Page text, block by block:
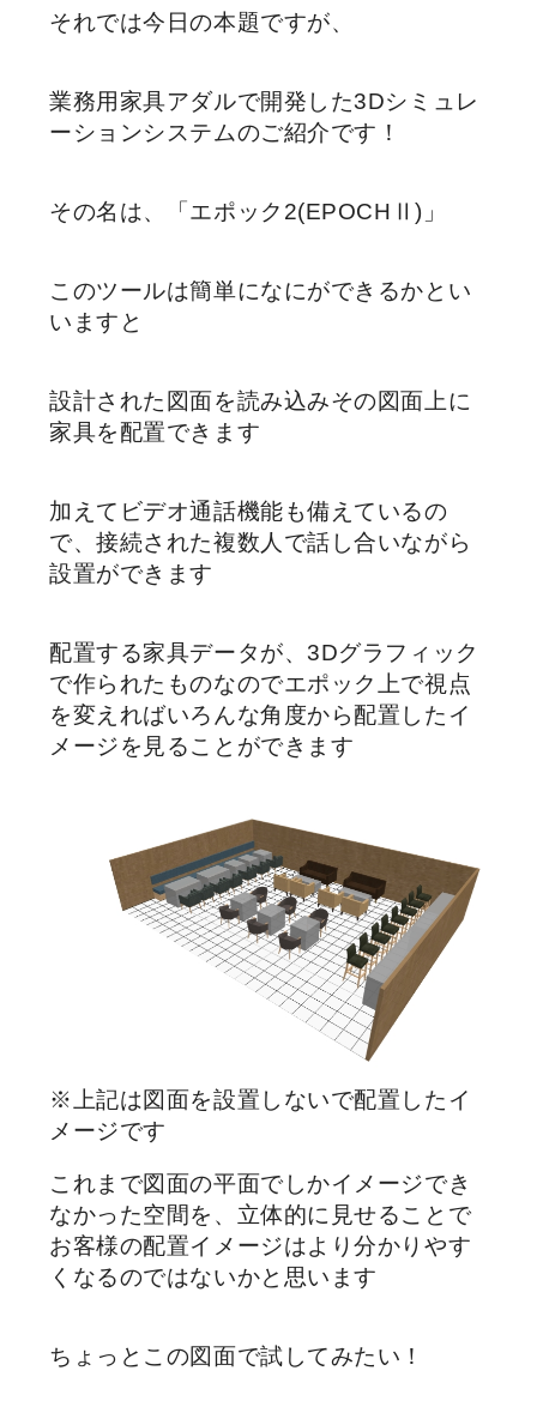
それでは今日の本題ですが、
業務用家具アダルで開発した3Dシミュレ
ーションシステムのご紹介です！
その名は、「エポック2(EPOCHⅡ)」
このツールは簡単になにができるかとい
いますと
設計された図面を読み込みその図面上に
家具を配置できます
加えてビデオ通話機能も備えているの
で、接続された複数人で話し合いながら
設置ができます
配置する家具データが、3Dグラフィック
で作られたものなのでエポック上で視点
を変えればいろんな角度から配置したイ
メージを見ることができます
※上記は図面を設置しないで配置したイ
メージです
これまで図面の平面でしかイメージでき
なかった空間を、立体的に見せることで
お客様の配置イメージはより分かりやす
くなるのではないかと思います
ちょっとこの図面で試してみたい！